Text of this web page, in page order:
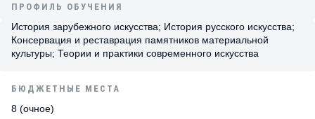
ПРОФИЛЬ ОБУЧЕНИЯ
История зарубежного искусства; История русского искусства;
Консервация и реставрация памятников материальной
культуры; Теории и практики современного искусства
БЮДЖЕТНЫЕ МЕСТА
8 (очное)